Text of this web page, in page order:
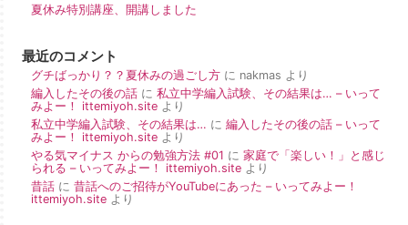
夏休み特別講座、開講しました
最近のコメント
グチばっかり？？夏休みの過ごし方 に nakmas より
編入したその後の話 に 私立中学編入試験、その結果は… – いって
みよー！ ittemiyoh.site より
私立中学編入試験、その結果は… に 編入したその後の話 – いって
みよー！ ittemiyoh.site より
やる気マイナス からの勉強方法 #01 に 家庭で「楽しい！」と感じ
られる – いってみよー！ ittemiyoh.site より
昔話 に 昔話へのご招待がYouTubeにあった – いってみよー！
ittemiyoh.site より